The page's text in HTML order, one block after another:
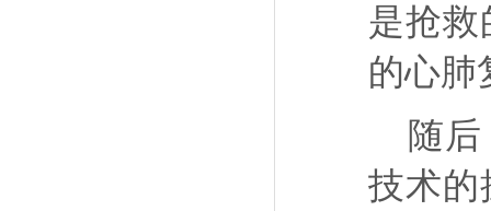
是抢救
的心肺
随
技术的